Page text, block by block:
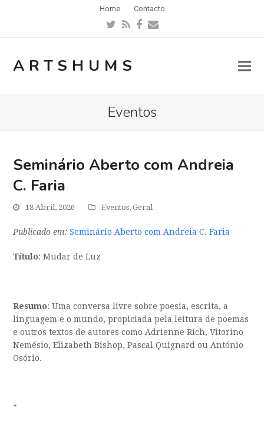
Home Contacto
Twitter
RSSFacebook
Email
ARTSHUMS
Eventos
Seminário Aberto com Andreia
C. Faria
18 Abril, 2026 Eventos,Geral
Publicado em: Seminário Aberto com Andreia C. Faria
Título: Mudar de Luz
Resumo: Uma conversa livre sobre poesia, escrita, a
linguagem e o mundo, propiciada pela leitura de poemas
e outros textos de autores como Adrienne Rich, Vitorino
Nemésio, Elizabeth Bishop, Pascal Quignard ou António
Osório.
*